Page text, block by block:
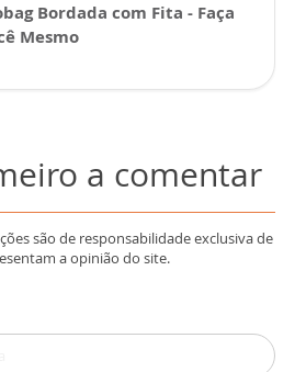
Bordada com Fita - Faça
Mesmo
a comentar
são de responsabilidade exclusiva de
a opinião do site.